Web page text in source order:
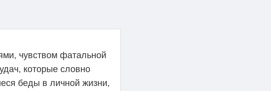
чувством фатальной
которые словно
беды в личной жизни,